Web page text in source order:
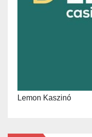
Lemon Kaszinó